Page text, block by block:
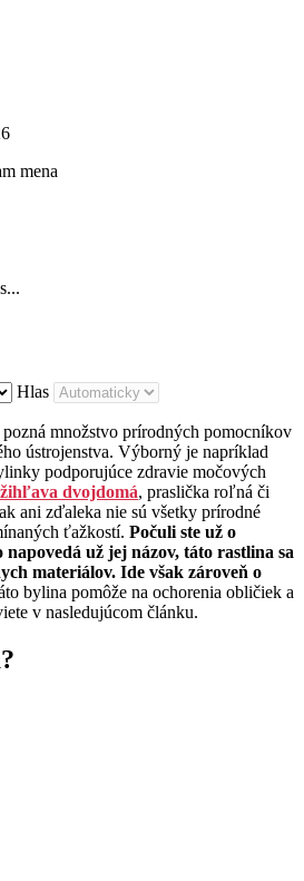
mena
Hlas
množstvo prírodných pomocníkov
ústrojenstva. Výborný je napríklad
podporujúce zdravie močových
žihľava dvojdomá, praslička roľná či
ani zďaleka nie sú všetky prírodné
ťažkostí. Počuli ste už o
už jej názov, táto rastlina sa
materiálov. Ide však zároveň o
bylina pomôže na ochorenia obličiek a
v nasledujúcom článku.